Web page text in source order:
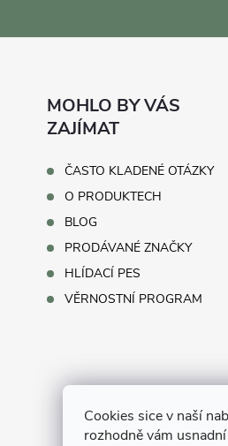
Cookies sice v naší
rozhodně vám
MOHLO BY VÁS
ZAJÍMAT
ČASTO KLADENÉ OTÁZKY
O PRODUKTECH
BLOG
PRODÁVANÉ ZNAČKY
HLÍDACÍ PES
VĚRNOSTNÍ PROGRAM